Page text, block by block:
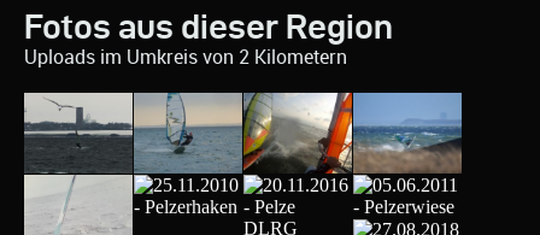
Fotos aus dieser Region
Uploads im Umkreis von 2 Kilometern